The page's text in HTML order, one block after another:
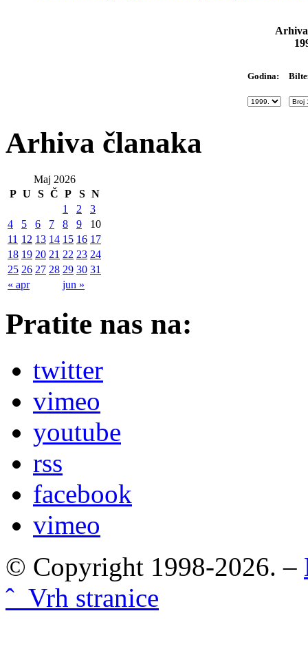
Godina:
Arhiva članaka
Maj 2026
P U S Č P S N
« apr jun »
1 2
3
4
5 6 7 8 9
10
11 12 13 14 15 16 17
18 19 20 21 22 23 24
25 26 27 28 29 30 31
Pratite nas na:
twitter
vimeo
youtube
rss
facebook
vimeo
© Copyright 1998-2026. –
ˆ Vrh stranice